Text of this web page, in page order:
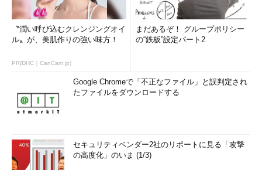
tree -d -L 2 ディレクトリ
（指定したディレクトリ以下を、ディレクトリのみ、2階層目
（/usr/local以下のディレクトリを2階層目まで表示）（
1 ）
（ツリー構造を表現する線を滑らかに表示したところ）（
〝潤い呼び込むクレンジングオイ
ル〟が、美肌作りの強い味方！
PR(DHC｜CanCam.jp)
まだあるぞ！ グループポリシー
の“鉄板”設定パート2
Google Chromeで「不正なファイル」と誤判定され
たファイルをダウンロードする
セキュリティベンダー2社のリポートに見る「攻撃
の高度化」のいま (1/3)